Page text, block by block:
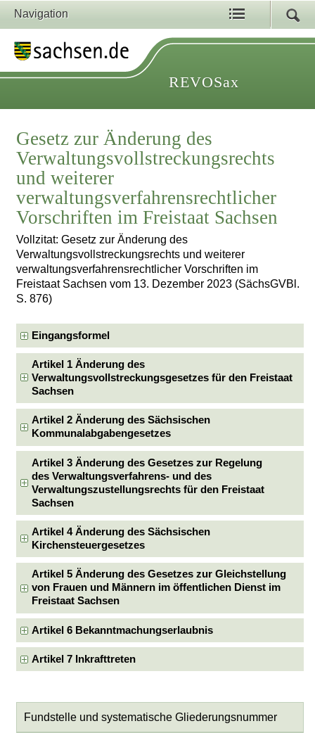
Navigation
REVOSax
Gesetz zur Änderung des
Verwaltungsvollstreckungsrechts
und weiterer
verwaltungsverfahrensrechtlicher
Vorschriften im Freistaat Sachsen
Vollzitat: Gesetz zur Änderung des
Verwaltungsvollstreckungsrechts und weiterer
verwaltungsverfahrensrechtlicher Vorschriften im
Freistaat Sachsen vom 13. Dezember 2023 (SächsGVBl.
S. 876)
Eingangsformel
Artikel 1 Änderung des
Verwaltungsvollstreckungsgesetzes für den Freistaat
Sachsen
Artikel 2 Änderung des Sächsischen
Kommunalabgabengesetzes
Artikel 3 Änderung des Gesetzes zur Regelung
des Verwaltungsverfahrens- und des
Verwaltungszustellungsrechts für den Freistaat
Sachsen
Artikel 4 Änderung des Sächsischen
Kirchensteuergesetzes
Artikel 5 Änderung des Gesetzes zur Gleichstellung
von Frauen und Männern im öffentlichen Dienst im
Freistaat Sachsen
Artikel 6 Bekanntmachungserlaubnis
Artikel 7 Inkrafttreten
Fundstelle und systematische Gliederungsnummer